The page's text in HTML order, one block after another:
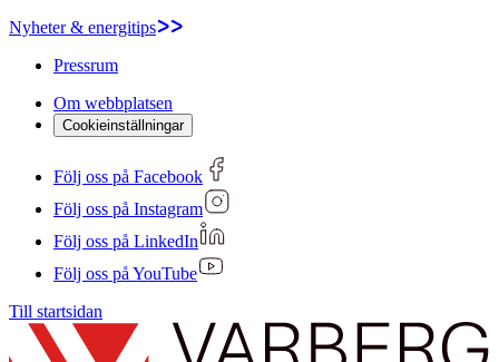
Nyheter & energitips
Pressrum
Om webbplatsen
Cookieinställningar
Följ oss på Facebook
Följ oss på Instagram
Följ oss på LinkedIn
Följ oss på YouTube
Till startsidan